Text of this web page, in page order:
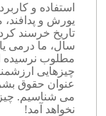
استفاده و
یورش و پدافند،
تاریخ خرسند
سال، ما درمی
مطلوب نرسیده
چیزهایی
عنوان حقوق
می شناسیم.
نخواهد آمد!